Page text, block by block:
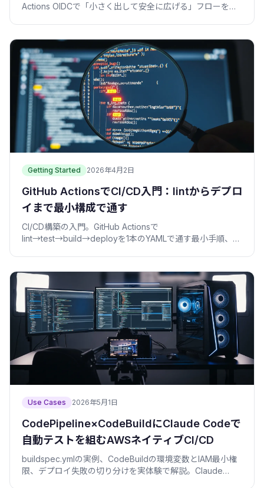
Actions OIDCで「小さく出して安全に広げる」フローを、
Getting Started 2026年4月2日
GitHub ActionsでCI/CD入門：lintからデプロ
イまで最小構成で通す
CI/CD構築の入門。GitHub Actionsで
lint→test→build→deployを1本のYAMLで通す最小手順、ト
Use Cases 2026年5月1日
CodePipeline×CodeBuildにClaude Codeで
自動テストを組むAWSネイティブCI/CD
buildspec.ymlの実例、CodeBuildの環境変数とIAM最小権
限、デプロイ失敗の切り分けを実体験で解説。Claude